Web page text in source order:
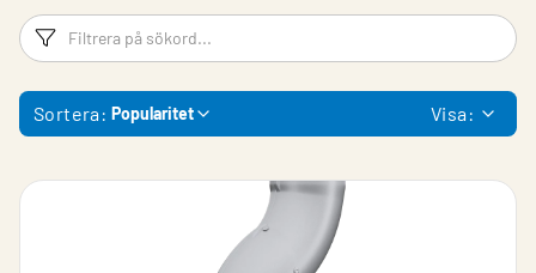
Filtreringsord
Sortera: Popularitet Visa: